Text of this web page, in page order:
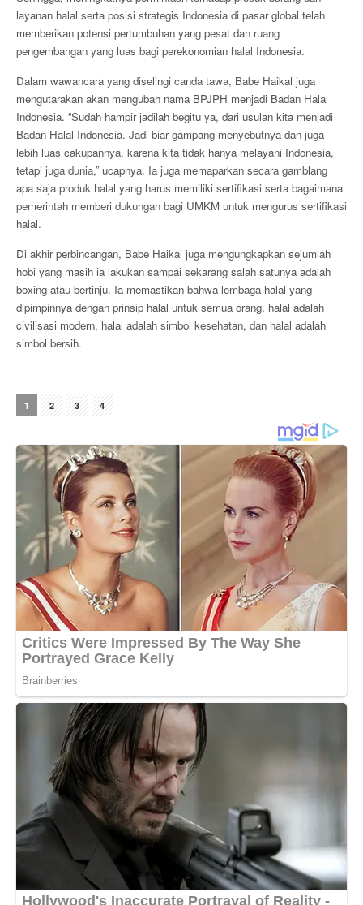
layanan halal serta posisi strategis Indonesia di pasar global telah
memberikan potensi pertumbuhan yang pesat dan ruang
pengembangan yang luas bagi perekonomian halal Indonesia.
Dalam wawancara yang diselingi canda tawa, Babe Haikal juga
mengutarakan akan mengubah nama BPJPH menjadi Badan Halal
Indonesia. “Sudah hampir jadilah begitu ya, dari usulan kita menjadi
Badan Halal Indonesia. Jadi biar gampang menyebutnya dan juga
lebih luas cakupannya, karena kita tidak hanya melayani Indonesia,
tetapi juga dunia,” ucapnya. Ia juga memaparkan secara gamblang
apa saja produk halal yang harus memiliki sertifikasi serta bagaimana
pemerintah memberi dukungan bagi UMKM untuk mengurus sertifikasi
halal.
Di akhir perbincangan, Babe Haikal juga mengungkapkan sejumlah
hobi yang masih ia lakukan sampai sekarang salah satunya adalah
boxing atau bertinju. Ia memastikan bahwa lembaga halal yang
dipimpinnya dengan prinsip halal untuk semua orang, halal adalah
civilisasi modern, halal adalah simbol kesehatan, dan halal adalah
simbol bersih.
1 2 3 4